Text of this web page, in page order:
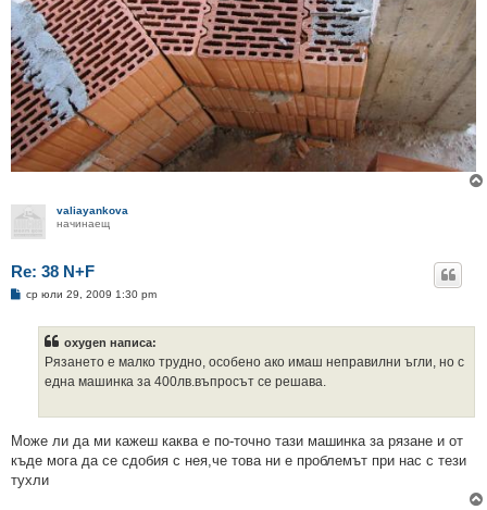
valiayankova
начинаещ
Re: 38 N+F
Мср юли 29, 2009 1:30 pm
oxygen написа:
Рязането е малко трудно, особено ако имаш неправилни ъгли, но с
една машинка за 400лв.въпросът се решава.
Може ли да ми кажеш каква е по-точно тази машинка за рязане и от
къде мога да се сдобия с нея,че това ни е проблемът при нас с тези
тухли